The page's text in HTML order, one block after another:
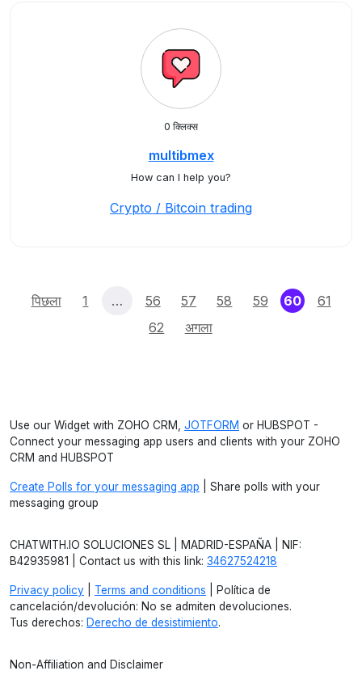
0 क्लिक्स
multibmex
How can I help you?
Crypto / Bitcoin trading
पिछला 1 … 56 57 58 59 60(current)
61
62
अगला
Use our Widget with ZOHO CRM, JOTFORM or HUBSPOT -
Connect your messaging app users and clients with your ZOHO
CRM and HUBSPOT
Create Polls for your messaging app | Share polls with your
messaging group
CHATWITH.IO SOLUCIONES SL | MADRID-ESPAÑA | NIF:
B42935981 | Contact us with this link: 34627524218
Privacy policy Terms and conditions | Política de
cancelación/devolución: No se admiten devoluciones.
Tus derechos: Derecho de desistimiento.
Non-Affiliation and Disclaimer